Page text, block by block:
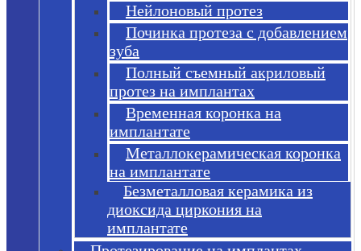
Нейлоновый протез
Починка протеза с добавлением
зуба
Полный съемный акриловый
протез на имплантах
Временная коронка на
имплантате
Металлокерамическая коронка
на имплантате
Безметалловая керамика из
диоксида циркония на
имплантате